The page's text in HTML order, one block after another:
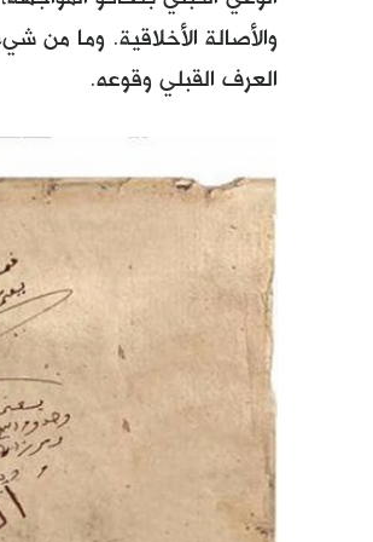
والأصالة الأخلاقية. وما من
العرف القبلي وقوعه.